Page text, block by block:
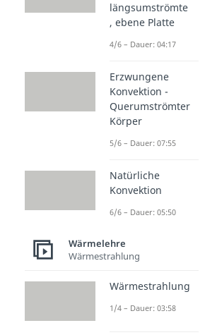
Du siehst hier
gewöhnliche
Achse
und die y-Achse
längsumströmte
, ebene Platte
4/6 – Dauer: 04:17
Erzwungene
Konvektion -
Querumströmter
Körper
5/6 – Dauer: 07:55
Natürliche
Konvektion
6/6 – Dauer: 05:50
Wärmelehre
Wärmestrahlung
Wärmestrahlung
1/4 – Dauer: 03:58